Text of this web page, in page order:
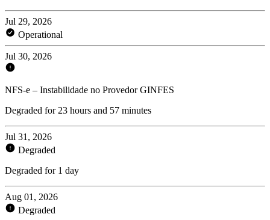
Jul 29, 2026
Operational
Jul 30, 2026
NFS-e – Instabilidade no Provedor GINFES
Degraded for 23 hours and 57 minutes
Jul 31, 2026
Degraded
Degraded for 1 day
Aug 01, 2026
Degraded